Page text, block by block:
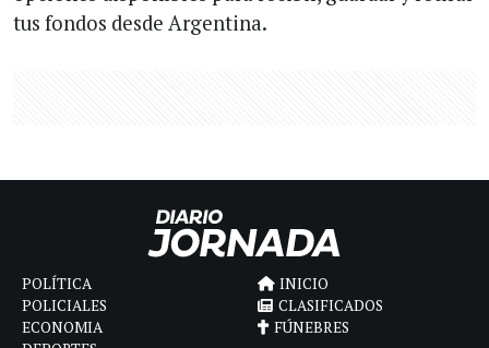
tus fondos desde Argentina.
POLÍTICA
POLICIALES
ECONOMIA
INICIO
CLASIFICADOS
FÚNEBRES